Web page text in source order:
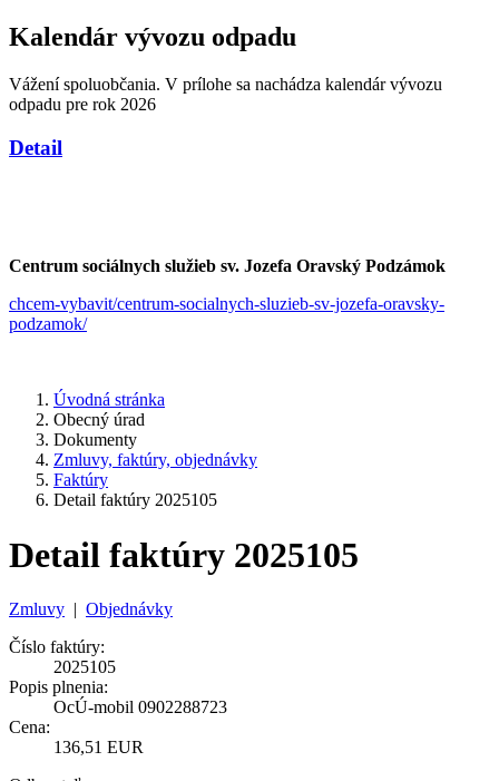
Kalendár vývozu odpadu
Vážení spoluobčania. V prílohe sa nachádza kalendár vývozu
odpadu pre rok 2026
Detail
Centrum sociálnych služieb sv. Jozefa Oravský Podzámok
chcem-vybavit/centrum-socialnych-sluzieb-sv-jozefa-oravsky-
podzamok/
Úvodná stránka
Obecný úrad
Dokumenty
Zmluvy, faktúry, objednávky
Faktúry
Detail faktúry 2025105
Detail faktúry 2025105
Zmluvy | Objednávky
Číslo faktúry:
2025105
Popis plnenia:
OcÚ-mobil 0902288723
Cena:
136,51 EUR